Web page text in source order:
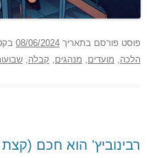
פוסט פורסם בתאריך 08/06/2024
הלכה
מועדים מנהגים קבלה
רבינוביץ' הוא חכם